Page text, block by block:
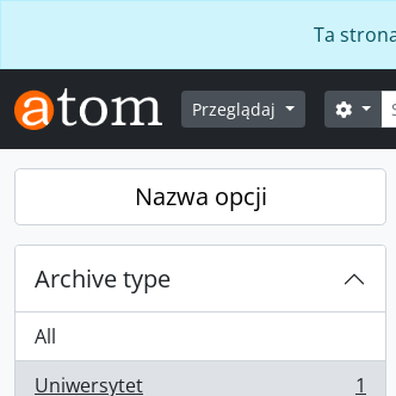
Ta
Przeglądaj
Nazwa opcji
Archive type
All
Uniwersytet
1